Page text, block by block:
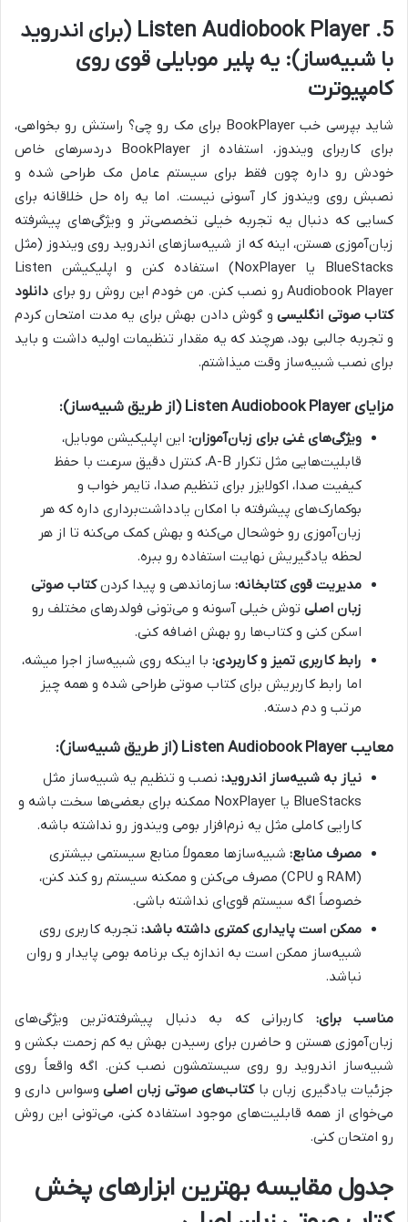
5. Listen Audiobook Player (برای اندروید
با شبیه‌ساز): یه پلیر موبایلی قوی روی
کامپیوترت
شاید بپرسی خب BookPlayer برای مک رو چی؟ راستش رو بخواهی،
برای کاربرای ویندوز، استفاده از BookPlayer دردسرهای خاص
خودش رو داره چون فقط برای سیستم عامل مک طراحی شده و
نصبش روی ویندوز کار آسونی نیست. اما یه راه حل خلاقانه برای
کسایی که دنبال یه تجربه خیلی تخصصی‌تر و ویژگی‌های پیشرفته
زبان‌آموزی هستن، اینه که از شبیه‌سازهای اندروید روی ویندوز (مثل
BlueStacks یا NoxPlayer) استفاده کنن و اپلیکیشن Listen
Audiobook Player رو نصب کنن. من خودم این روش رو برای
دانلود
کتاب صوتی انگلیسیو گوش دادن بهش برای یه مدت امتحان کردم
و تجربه جالبی بود، هرچند که یه مقدار تنظیمات اولیه داشت و باید
برای نصب شبیه‌ساز وقت میذاشتم.
مزایای Listen Audiobook Player (از طریق شبیه‌ساز):
ویژگی‌های غنی برای زبان‌آموزان: این اپلیکیشن موبایل،
قابلیت‌هایی مثل تکرار A-B، کنترل دقیق سرعت با حفظ
کیفیت صدا، اکولایزر برای تنظیم صدا، تایمر خواب و
بوکمارک‌های پیشرفته با امکان یادداشت‌برداری داره که هر
زبان‌آموزی رو خوشحال می‌کنه و بهش کمک می‌کنه تا از هر
لحظه یادگیریش نهایت استفاده رو ببره.
مدیریت قوی کتابخانه: سازماندهی و پیدا کردنکتاب صوتی
زبان اصلی توش خیلی آسونه و می‌تونی فولدرهای مختلف رو
اسکن کنی و کتاب‌ها رو بهش اضافه کنی.
رابط کاربری تمیز و کاربردی: با اینکه روی شبیه‌ساز اجرا میشه،
اما رابط کاربریش برای کتاب صوتی طراحی شده و همه چیز
مرتب و دم دسته.
معایب Listen Audiobook Player (از طریق شبیه‌ساز):
نیاز به شبیه‌ساز اندروید: نصب و تنظیم یه شبیه‌ساز مثل
BlueStacks یا NoxPlayer ممکنه برای بعضی‌ها سخت باشه و
کارایی کاملی مثل یه نرم‌افزار بومی ویندوز رو نداشته باشه.
مصرف منابع: شبیه‌سازها معمولاً منابع سیستمی بیشتری
(RAM و CPU) مصرف می‌کنن و ممکنه سیستم رو کند کنن،
خصوصاً اگه سیستم قوی‌ای نداشته باشی.
ممکن است پایداری کمتری داشته باشد: تجربه کاربری روی
شبیه‌ساز ممکن است به اندازه یک برنامه بومی پایدار و روان
نباشد.
مناسب برای: کاربرانی که به دنبال پیشرفته‌ترین ویژگی‌های
زبان‌آموزی هستن و حاضرن برای رسیدن بهش یه کم زحمت بکشن و
شبیه‌ساز اندروید رو روی سیستمشون نصب کنن. اگه واقعاً روی
جزئیات یادگیری زبان باکتاب‌های صوتی زبان اصلیوسواس داری و
می‌خوای از همه قابلیت‌های موجود استفاده کنی، می‌تونی این روش
رو امتحان کنی.
جدول مقایسه بهترین ابزارهای پخش